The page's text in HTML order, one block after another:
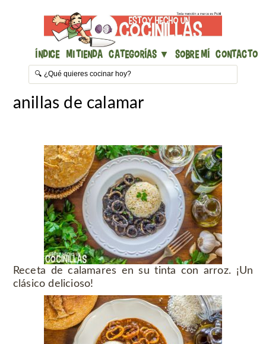
Índice Mi Tienda Categorías ▼ Sobre mí Contacto
anillas de calamar
Receta de calamares en su tinta con arroz. ¡Un
clásico delicioso!